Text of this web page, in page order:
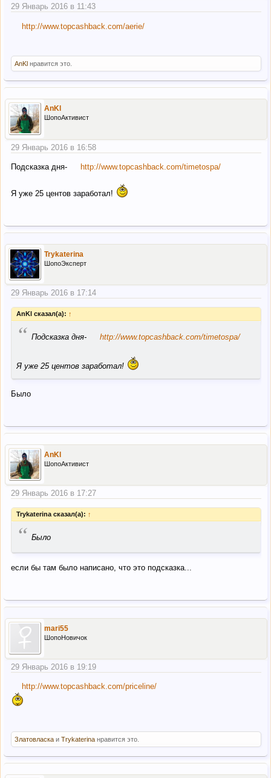
29 Январь 2016 в 11:43
http://www.topcashback.com/aerie/
AnKl нравится это.
AnKl
ШопоАктивист
29 Январь 2016 в 16:58
Подсказка дня- http://www.topcashback.com/timetospa/
Я уже 25 центов заработал!
Trykaterina
ШопоЭксперт
29 Январь 2016 в 17:14
AnKl сказал(а): ↑
“ Подсказка дня- http://www.topcashback.com/timetospa/
Я уже 25 центов заработал!
Было
AnKl
ШопоАктивист
29 Январь 2016 в 17:27
Trykaterina сказал(а): ↑
“ Было
если бы там было написано, что это подсказка...
mari55
ШопоНовичок
29 Январь 2016 в 19:19
http://www.topcashback.com/priceline/
Златовласка и Trykaterina нравится это.